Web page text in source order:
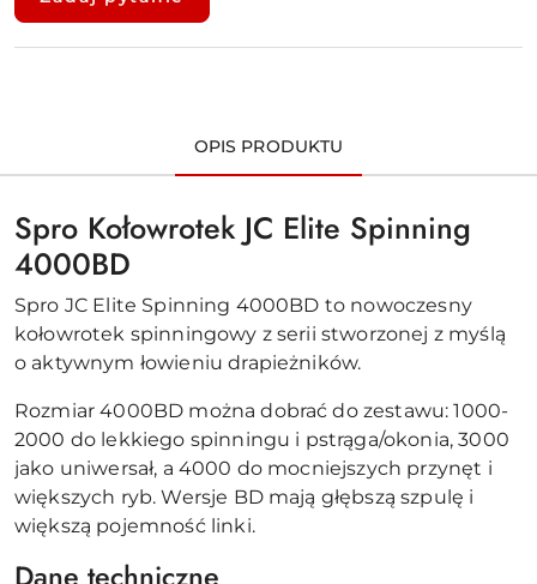
dostawa
OPIS PRODUKTU
Spro Kołowrotek JC Elite Spinning
4000BD
Spro JC Elite Spinning 4000BD to nowoczesny
kołowrotek spinningowy z serii stworzonej z myślą
o aktywnym łowieniu drapieżników.
Rozmiar 4000BD można dobrać do zestawu: 1000-
2000 do lekkiego spinningu i pstrąga/okonia, 3000
jako uniwersał, a 4000 do mocniejszych przynęt i
większych ryb. Wersje BD mają głębszą szpulę i
większą pojemność linki.